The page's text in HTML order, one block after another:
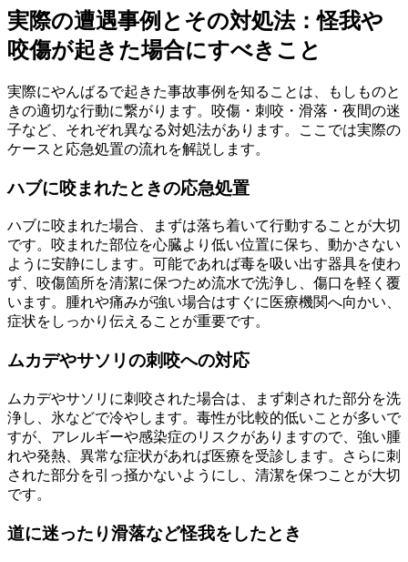
実際の遭遇事例とその対処法：怪我や
咬傷が起きた場合にすべきこと
実際にやんばるで起きた事故事例を知ることは、もしものと
きの適切な行動に繋がります。咬傷・刺咬・滑落・夜間の迷
子など、それぞれ異なる対処法があります。ここでは実際の
ケースと応急処置の流れを解説します。
ハブに咬まれたときの応急処置
ハブに咬まれた場合、まずは落ち着いて行動することが大切
です。咬まれた部位を心臓より低い位置に保ち、動かさない
ように安静にします。可能であれば毒を吸い出す器具を使わ
ず、咬傷箇所を清潔に保つため流水で洗浄し、傷口を軽く覆
います。腫れや痛みが強い場合はすぐに医療機関へ向かい、
症状をしっかり伝えることが重要です。
ムカデやサソリの刺咬への対応
ムカデやサソリに刺咬された場合は、まず刺された部分を洗
浄し、氷などで冷やします。毒性が比較的低いことが多いで
すが、アレルギーや感染症のリスクがありますので、強い腫
れや発熱、異常な症状があれば医療を受診します。さらに刺
された部分を引っ掻かないようにし、清潔を保つことが大切
です。
道に迷ったり滑落など怪我をしたとき